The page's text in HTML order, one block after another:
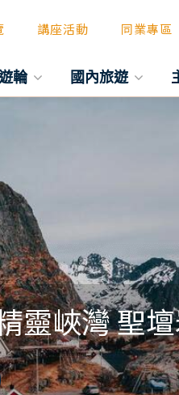
講座活動 同業專區
輪 國內旅遊
靈峽灣 聖